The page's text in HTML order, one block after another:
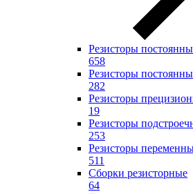
Резисторы
658
Резисторы
282
Резисторы
19
Резисторы
253
Резисторы
511
Сборки резисторные
64